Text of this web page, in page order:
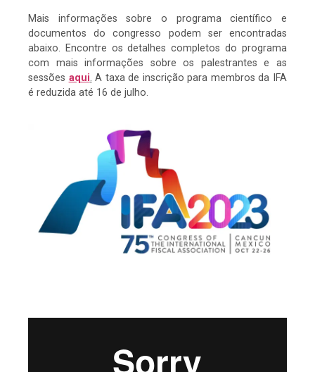
Mais informações sobre o programa científico e
documentos do congresso podem ser encontradas
abaixo. Encontre os detalhes completos do programa
com mais informações sobre os palestrantes e as
sessões aqui. A taxa de inscrição para membros da IFA
é reduzida até 16 de julho.